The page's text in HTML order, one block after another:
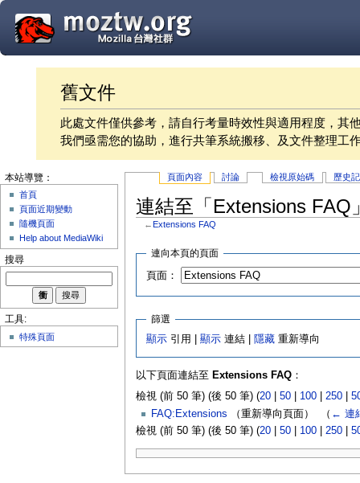
舊文件
此處文件僅供參考，請自行考量時效性與適用程度，其
我們亟需您的協助，進行共筆系統搬移、及文件整理工
頁面內容 討論 檢視原始碼 歷史
連結至「Extensions FAQ
← Extensions FAQ
連向本頁的頁面
頁面：
篩選
顯示 引用 |顯示 連結 | 隱藏 重新導向
以下頁面連結至 Extensions FAQ：
檢視 (前 50 筆) (後 50 筆) (20| 50| 100| 250|
FAQ:Extensions （重新導向頁面） ‎ （ ← 連
檢視 (前 50 筆) (後 50 筆) (20| 50| 100| 250|
本站導覽：
首頁
頁面近期變動
隨機頁面
Help about MediaWiki
搜尋
工具:
特殊頁面